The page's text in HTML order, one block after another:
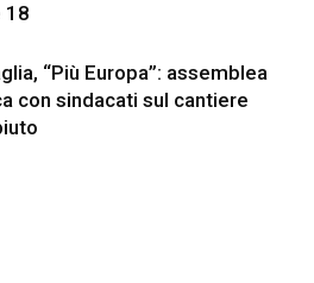
18
“Più Europa”: assemblea
con sindacati sul cantiere